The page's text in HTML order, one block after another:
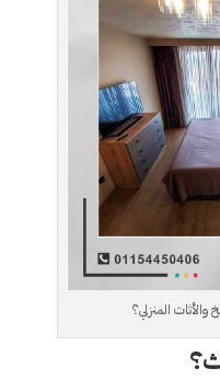
والأثاث المنزلي؟